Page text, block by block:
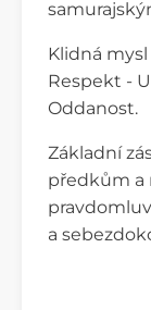
Klidná
Respekt -
Oddanost.
Základní
předkům a
a